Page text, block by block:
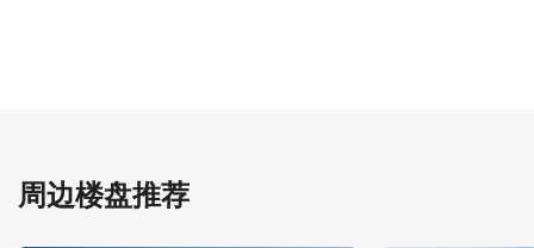
周边楼盘推荐